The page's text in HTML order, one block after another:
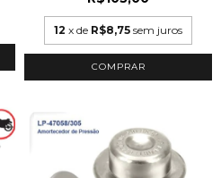
12 x de R$8,75 sem juros